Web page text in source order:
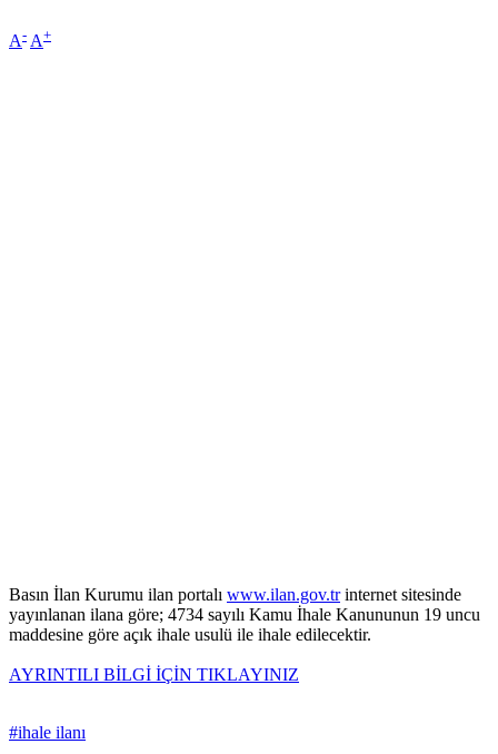
A- A+
Basın İlan Kurumu ilan portalı www.ilan.gov.trinternet sitesinde
yayınlanan ilana göre; 4734 sayılı Kamu İhale Kanununun 19 uncu
maddesine göre açık ihale usulü ile ihale edilecektir.
AYRINTILI BİLGİ İÇİN TIKLAYINIZ
#ihale ilanı